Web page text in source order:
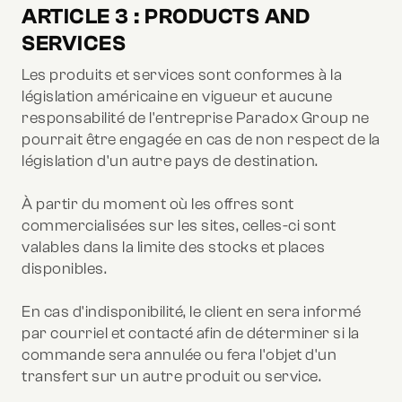
ARTICLE 3 : PRODUCTS AND
SERVICES
Les produits et services sont conformes à la
législation américaine en vigueur et aucune
responsabilité de l'entreprise Paradox Group ne
pourrait être engagée en cas de non respect de la
législation d'un autre pays de destination.
À partir du moment où les offres sont
commercialisées sur les sites, celles-ci sont
valables dans la limite des stocks et places
disponibles.
En cas d'indisponibilité, le client en sera informé
par courriel et contacté afin de déterminer si la
commande sera annulée ou fera l'objet d'un
transfert sur un autre produit ou service.